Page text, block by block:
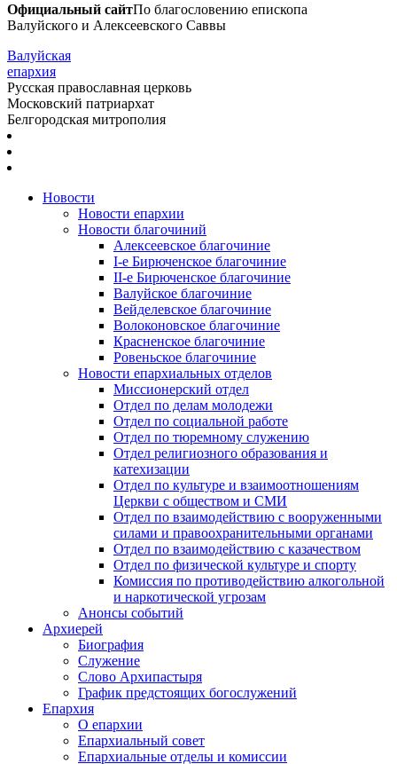
Официальный сайтПо благословению епископа
Валуйского и Алексеевского Саввы
Валуйская
епархия
Русская православная церковь
Московский патриархат
Белгородская митрополия
Новости
Новости епархии
Новости благочиний
Алексеевское благочиние
I-е Бирюченское благочиние
II-е Бирюченское благочиние
Валуйское благочиние
Вейделевское благочиние
Волоконовское благочиние
Красненское благочиние
Ровеньское благочиние
Новости епархиальных отделов
Миссионерский отдел
Отдел по делам молодежи
Отдел по социальной работе
Отдел по тюремному служению
Отдел религиозного образования и
катехизации
Отдел по культуре и взаимоотношениям
Церкви с обществом и СМИ
Отдел по взаимодействию с вооруженными
силами и правоохранительными органами
Отдел по взаимодействию с казачеством
Отдел по физической культуре и спорту
Комиссия по противодействию алкогольной
и наркотической угрозам
Анонсы событий
Архиерей
Биография
Служение
Слово Архипастыря
График предстоящих богослужений
Епархия
О епархии
Епархиальный совет
Епархиальные отделы и комиссии